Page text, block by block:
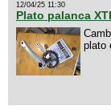
12/04/25 11:30
Plato palanca
plato